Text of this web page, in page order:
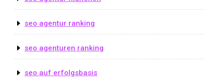
seo agentur ranking
seo agenturen ranking
seo auf erfolgsbasis